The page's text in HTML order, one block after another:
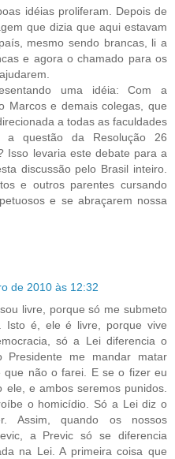
idéias proliferam. Depois de
que dizia que aqui estavam
mesmo sendo brancas, li a
e agora o chamado para os
uma idéia: Com a
Marcos e demais colegas, que
a todas as faculdades
a questão da Resolução 26
Isso levaria este debate para a
discussão pelo Brasil inteiro.
e outros parentes cursando
e se abraçarem nossa
de 2010 às 12:32
livre, porque só me submeto
Isto é, ele é livre, porque vive
só a Lei diferencia o
me mandar matar
que não o farei. E se o fizer eu
e ambos seremos punidos.
o homicídio. Só a Lei diz o
Assim, quando os nossos
a Previc só se diferencia
na Lei. A primeira coisa que